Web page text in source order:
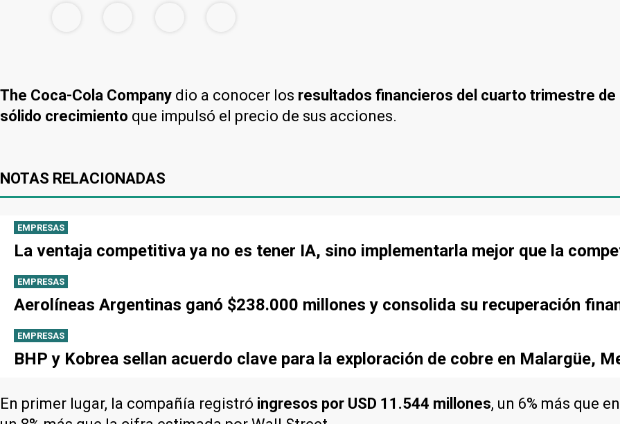
The Coca-Cola Company dio a conocer los resultados financieros del cuarto trimestre de
sólido crecimiento que impulsó el precio de sus acciones.
NOTAS RELACIONADAS
EMPRESAS
La ventaja competitiva ya no es tener IA, sino implementarla mejor que la
EMPRESAS
Aerolíneas Argentinas ganó $238.000 millones y consolida su recuperación
EMPRESAS
BHP y Kobrea sellan acuerdo clave para la exploración de cobre en Malargüe,
En primer lugar, la compañía registró ingresos por USD 11.544 millones, un 6% más que